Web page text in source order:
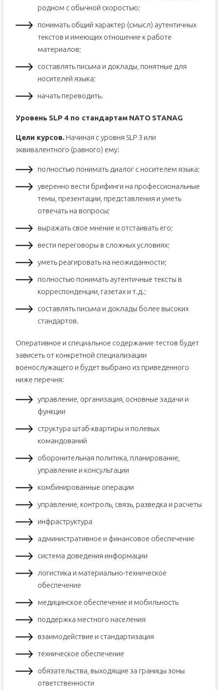
родном с обычной скоростью;
понимать общий характер (смысл) аутентичных
текстов и имеющих отношение к работе
материалов;
составлять письма и доклады, понятные для
носителей языка;
начать переводить.
Уровень SLP 4 по стандартам NATO STANAG
Цели курсов.Начиная с уровня SLP 3 или
эквивалентного (равного) ему:
полностью понимать диалог с носителем языка;
уверенно вести брифинги на профессиональные
темы, презентации, представления и уметь
отвечать на вопросы;
выражать свое мнение и отстаивать его;
вести переговоры в сложных условиях;
уметь реагировать на неожиданности;
полностью понимать аутентичные тексты в
корреспонденции, газетах и т.д.;
составлять письма и доклады более высоких
стандартов.
Оперативное и специальное содержание тестов будет
зависеть от конкретной специализации
военослужащего и будет выбрано из приведенного
ниже перечня:
управление, организация, основные задачи и
функции
структура штаб-квартиры и полевых
командований
оборонительная политика, планирование,
управление и консультации
комбинированные операции
управление, контроль, связь, разведка и расчеты
инфраструктура
административное и финансовое обеспечение
система доведения информации
логистика и материально-техническое
обеспечение
медицинское обеспечение и мобильность
поддержка местного населения
взаимодействие и стандартизация
техническое обеспечение
обязательства, выходящие за границы зоны
ответственности